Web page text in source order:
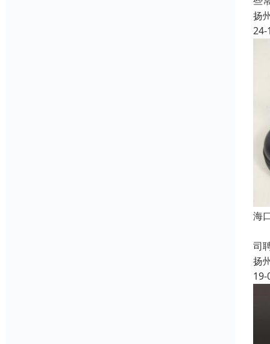
扬
24-
海
司
扬
19-